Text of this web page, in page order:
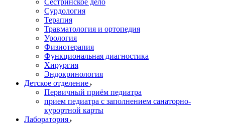
Сестринское дело
Сурдология
Терапия
Травматология и ортопедия
Урология
Физиотерапия
Функциональная диагностика
Хирургия
Эндокринология
Детское отделение
Первичный приём педиатра
прием педиатра с заполнением санаторно-
курортной карты
Лаборатория